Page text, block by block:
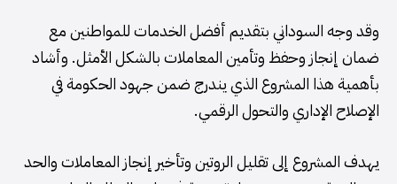
وقد وجه السوداني بتقديم أفضل الخدمات للمواطنين مع
ضمان إنجاز وحفظ وتأمين المعاملات بالشكل الأمثل. وأشاد
بأهمية هذا المشروع الذي يندرج ضمن جهود الحكومة في
الإصلاح الإداري والتحول الرقمي.
يهدف المشروع إلى تقليل الروتين وتأخير إنجاز المعاملات والحد